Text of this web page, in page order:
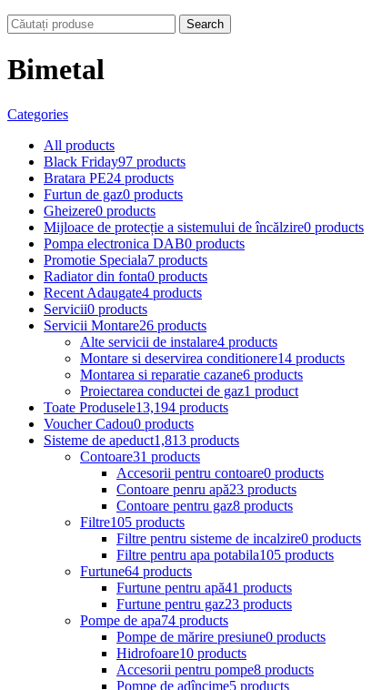
Search
Bimetal
Categories
All products
Black Friday97 products
Bratara PE24 products
Furtun de gaz0 products
Gheizere0 products
Mijloace de protecție a sistemului de încălzire0 products
Pompa electronica DAB0 products
Promotie Speciala7 products
Radiator din fonta0 products
Recent Adaugate4 products
Servicii0 products
Servicii Montare26 products
Alte servicii de instalare4 products
Montare si deservirea conditionere14 products
Montarea si reparatie cazane6 products
Proiectarea conductei de gaz1 product
Toate Produsele13,194 products
Voucher Cadou0 products
Sisteme de apeduct1,813 products
Contoare31 products
Accesorii pentru contoare0 products
Contoare penru apă23 products
Contoare pentru gaz8 products
Filtre105 products
Filtre pentru sisteme de incalzire0 products
Filtre pentru apa potabila105 products
Furtune64 products
Furtune pentru apă41 products
Furtune pentru gaz23 products
Pompe de apa74 products
Pompe de mărire presiune0 products
Hidrofoare10 products
Accesorii pentru pompe8 products
Pompe de adîncime5 products